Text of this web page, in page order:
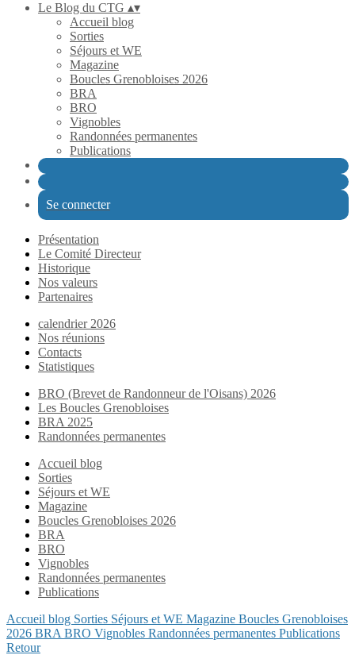
Le Blog du CTG ▴▾
Accueil blog
Sorties
Séjours et WE
Magazine
Boucles Grenobloises 2026
BRA
BRO
Vignobles
Randonnées permanentes
Publications
Se connecter
Présentation
Le Comité Directeur
Historique
Nos valeurs
Partenaires
calendrier 2026
Nos réunions
Contacts
Statistiques
BRO (Brevet de Randonneur de l'Oisans) 2026
Les Boucles Grenobloises
BRA 2025
Randonnées permanentes
Accueil blog
Sorties
Séjours et WE
Magazine
Boucles Grenobloises 2026
BRA
BRO
Vignobles
Randonnées permanentes
Publications
Accueil blog Sorties Séjours et WE Magazine Boucles Grenobloises
2026 BRA BRO Vignobles Randonnées permanentes Publications
Retour